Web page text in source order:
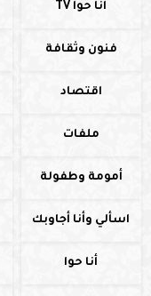
أنا حوا TV
فنون وثقافة
اقتصاد
ملفات
أمومة وطفولة
اسألي وأنا أجاوبك
أنا حوا